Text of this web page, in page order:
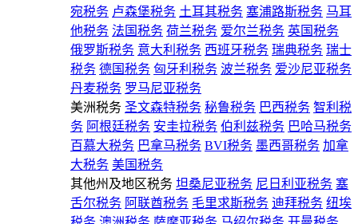
宛税务 卢森堡税务 土耳其税务 塞浦路斯税务 马耳
他税务 法国税务 荷兰税务 爱尔兰税务 英国税务
俄罗斯税务 意大利税务 西班牙税务 瑞典税务 瑞士
税务 德国税务 匈牙利税务 波兰税务 爱沙尼亚税务
丹麦税务 罗马尼亚税务
美洲税务 圣文森特税务 秘鲁税务 巴西税务 智利税
务 阿根廷税务 安圭拉税务 伯利兹税务 巴哈马税务
百慕大税务 巴拿马税务 BVI税务 墨西哥税务 加拿
大税务 美国税务
其他州及地区税务 坦桑尼亚税务 尼日利亚税务 塞
舌尔税务 阿联酋税务 毛里求斯税务 迪拜税务 纽埃